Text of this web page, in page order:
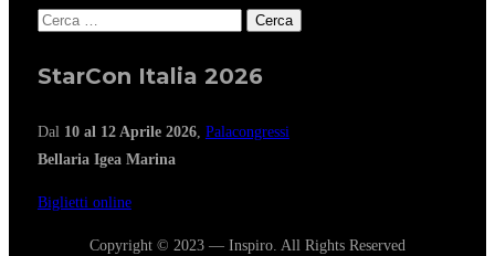
Ricerca
StarCon Italia 2026
Dal 10 al 12 Aprile 2026, Palacongressi
Bellaria Igea Marina
Biglietti online
Copyright © 2023 — Inspiro. All Rights Reserved